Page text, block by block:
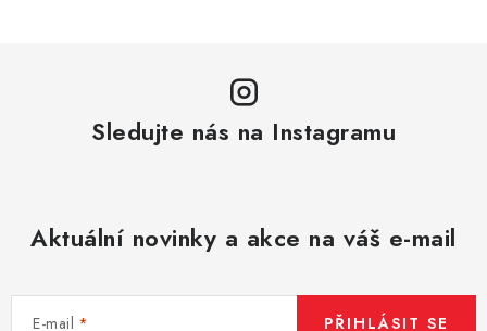
Sledujte nás na Instagramu
Aktuální novinky a akce na váš e-mail
E-mail PŘIHLÁSIT SE